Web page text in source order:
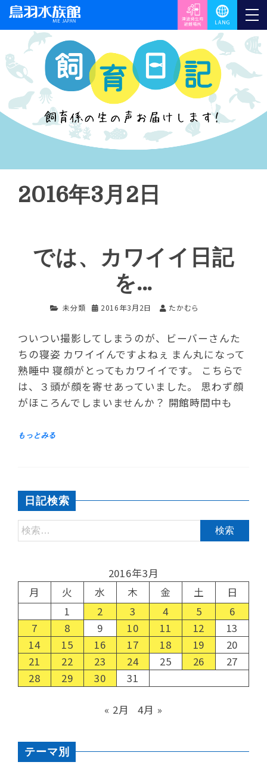
2016年3月2日
では、カワイイ日記
を…
未分類 2016年3月2日 たかむら
ついつい撮影してしまうのが、ビーバーさんた
ちの寝姿 カワイイんですよねぇ まん丸になって
熟睡中 寝顔がとってもカワイイです。 こちらで
は、３頭が顔を寄せあっていました。 思わず顔
がほころんでしまいませんか？ 開館時間中も
日記検索
2016年3月
月
火 水 木 金 土
日
1
2 3 4 5
6
7
8 9 10 11 12
13
14
15 16 17 18 19
20
21
22 23 24 25 26
27
28
29 30 31
« 2月 4月 »
テーマ別